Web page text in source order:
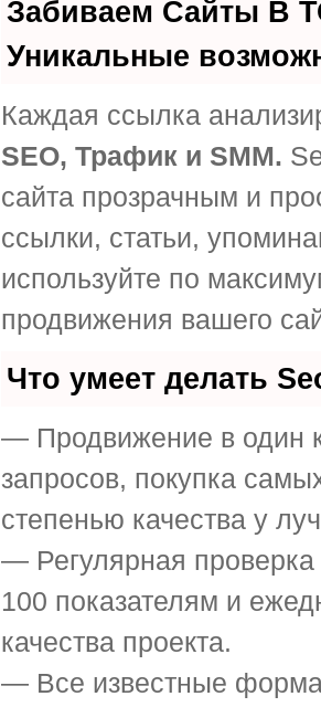
Забиваем Сайты В
Уникальные
Каждая ссылка
SEO, Трафик и SMM.
сайта прозрачным и
ссылки, статьи,
используйте по
продвижения вашего
Что умеет делать
— Продвижение в один
запросов, покупка
степенью качества у
— Регулярная
100 показателям и
качества проекта.
— Все известные